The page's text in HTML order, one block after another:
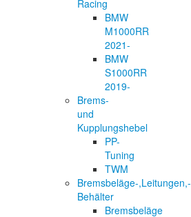
Racing
BMW
M1000RR
2021-
BMW
S1000RR
2019-
Brems-
und
Kupplungshebel
PP-
Tuning
TWM
Bremsbeläge-,Leitungen,-
Behälter
Bremsbeläge